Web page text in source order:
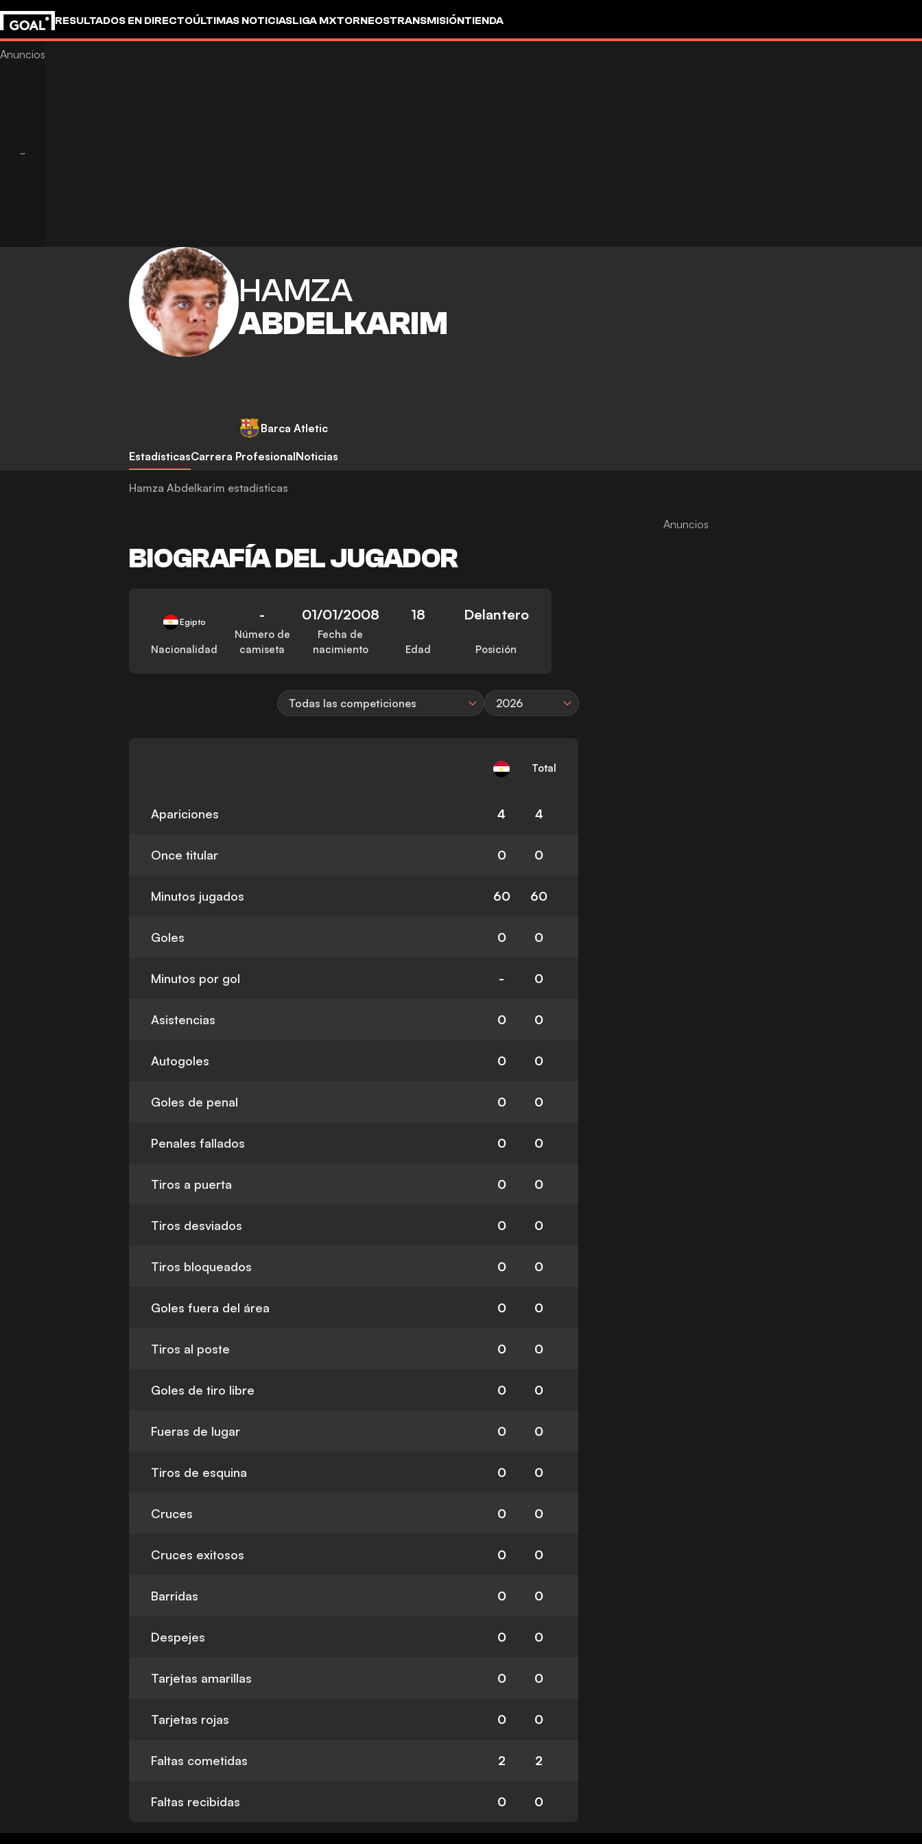
RESULTADOS EN DIRECTOÚLTIMAS NOTICIASLIGA MXTORNEOSTRANSMISIÓNTIENDA
HAMZA
ABDELKARIM
Barca Atletic
EstadísticasCarrera ProfesionalNoticias
Hamza Abdelkarim estadísticas
BIOGRAFÍA DEL JUGADOR
Egipto
Nacionalidad
-
Número de
camiseta
01/01/2008
Fecha de
nacimiento
18
Edad
Delantero
Posición
Todas las competiciones 2026
Total
Apariciones 4 4
Once titular 0 0
Minutos jugados 60 60
Goles 0 0
Minutos por gol - 0
Asistencias 0 0
Autogoles 0 0
Goles de penal 0 0
Penales fallados 0 0
Tiros a puerta 0 0
Tiros desviados 0 0
Tiros bloqueados 0 0
Goles fuera del área 0 0
Tiros al poste 0 0
Goles de tiro libre 0 0
Fueras de lugar 0 0
Tiros de esquina 0 0
Cruces 0 0
Cruces exitosos 0 0
Barridas 0 0
Despejes 0 0
Tarjetas amarillas 0 0
Tarjetas rojas 0 0
Faltas cometidas 2 2
Faltas recibidas 0 0